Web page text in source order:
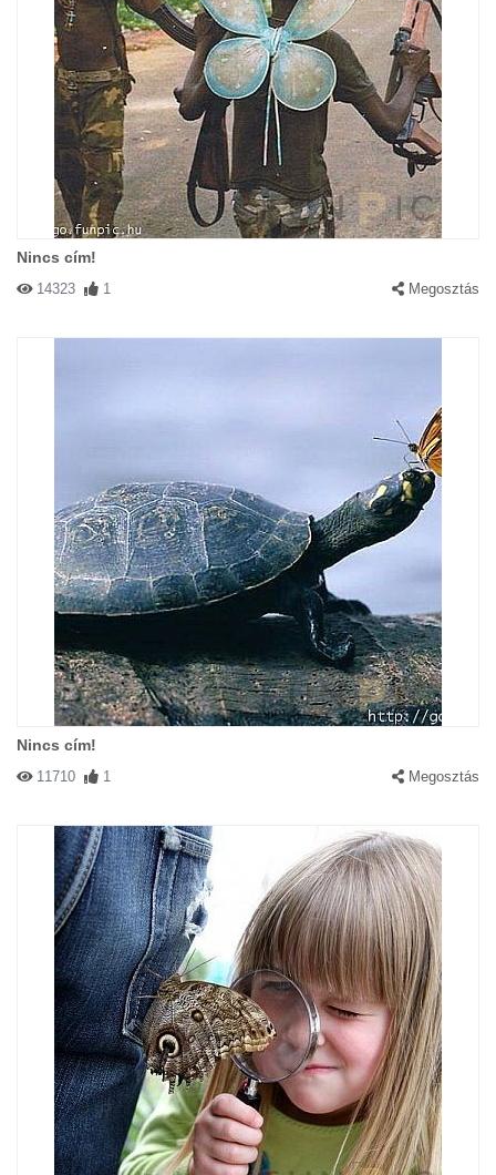
Nincs cím!
14323 1 Megosztás
Nincs cím!
11710 1 Megosztás